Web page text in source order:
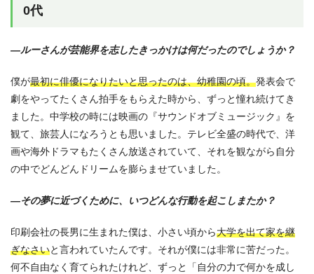
0代
—ルーさんが芸能界を志したきっかけは何だったのでしょうか？
僕が最初に俳優になりたいと思ったのは、幼稚園の頃。発表会で
劇をやってたくさん拍手をもらえた時から、ずっと憧れ続けてき
ました。中学校の時には映画の『サウンドオブミュージック』を
観て、旅芸人になろうとも思いました。テレビ全盛の時代で、洋
画や海外ドラマもたくさん放送されていて、それを観ながら自分
の中でどんどんドリームを膨らませていました。
—その夢に近づくために、いつどんな行動を起こしまたか？
印刷会社の長男に生まれた僕は、小さい頃から大学を出て家を継
ぎなさいと言われていたんです。それが僕には非常に苦だった。
何不自由なく育てられたけれど、ずっと「自分の力で何かを成し